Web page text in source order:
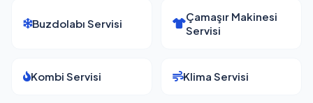
Buzdolabı Servisi
Çamaşır Makinesi
Servisi
Kombi Servisi Klima Servisi